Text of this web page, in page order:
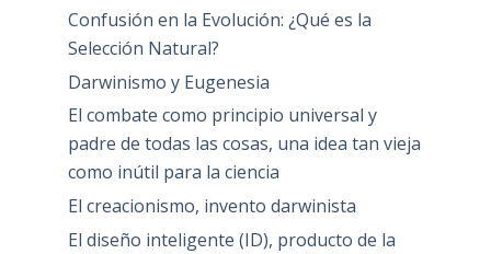
Confusión en la Evolución: ¿Qué es la
Selección Natural?
Darwinismo y Eugenesia
El combate como principio universal y
padre de todas las cosas, una idea tan vieja
como inútil para la ciencia
El creacionismo, invento darwinista
El diseño inteligente (ID), producto de la